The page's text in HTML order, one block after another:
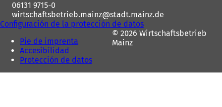
06131 9715-0
wirtschaftsbetrieb.mainz
stadt.mainz de
Configuración de la protección de datos
Pie de imprenta
Accesibilidad
Protección de datos
© 2026 Wirtschaftsbetrieb
Mainz